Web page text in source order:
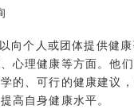
向个人或团体提供健
心理健康等方面。他
的、可行的健康建议
高自身健康水平。